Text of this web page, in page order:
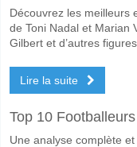
Almeria pour le Gagnant
Oui pour Les Deux
Quel sera le
Sur le côté risqué, vous
Découvrez les meilleurs
de Toni Nadal et Marian
Gilbert et d’autres
Lire la suite
Top 10
Une analyse complète